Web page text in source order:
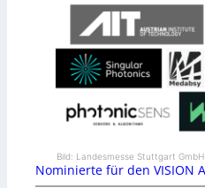
Bild: Landesmesse Stuttgart GmbH
Nominierte für den VISION